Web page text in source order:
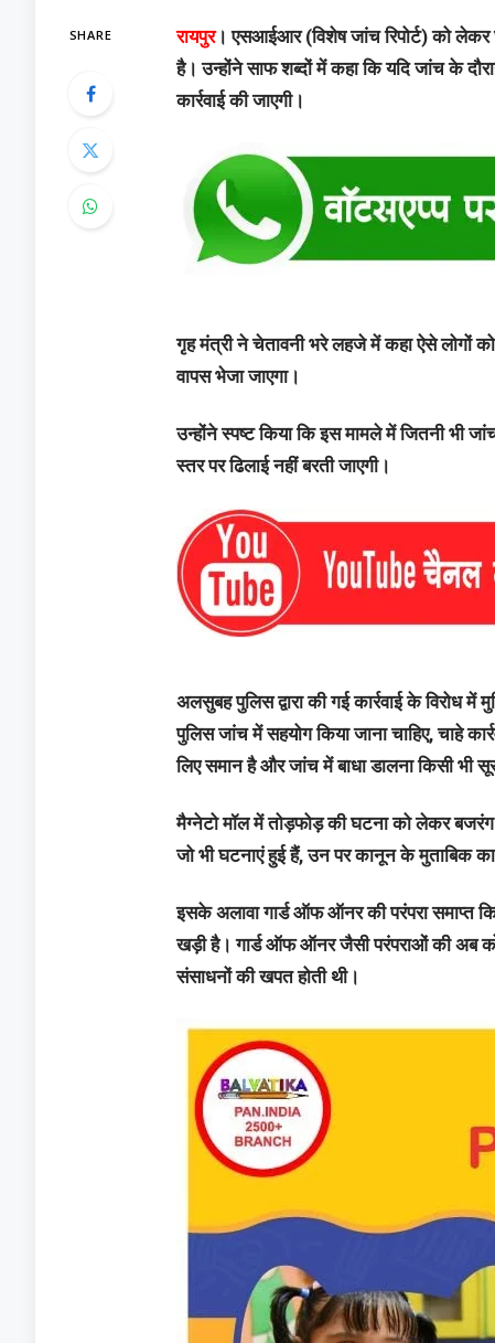
SHARE रायपुर। एसआईआर (विशेष जांच रिपोर्ट) को
है। उन्होंने साफ शब्दों में कहा कि यदि जांच के
कार्रवाई की जाएगी।
गृह मंत्री ने चेतावनी भरे लहजे में कहा ऐसे लोगों
वापस भेजा जाएगा।
उन्होंने स्पष्ट किया कि इस मामले में जितनी भी
स्तर पर ढिलाई नहीं बरती जाएगी।
अलसुबह पुलिस द्वारा की गई कार्रवाई के विरोध
पुलिस जांच में सहयोग किया जाना चाहिए, चाहे
लिए समान है और जांच में बाधा डालना किसी भी
मैग्नेटो मॉल में तोड़फोड़ की घटना को लेकर बजरंग
जो भी घटनाएं हुई हैं, उन पर कानून के मुताबिक
इसके अलावा गार्ड ऑफ ऑनर की परंपरा समाप्त
खड़ी है। गार्ड ऑफ ऑनर जैसी परंपराओं की अब
संसाधनों की खपत होती थी।